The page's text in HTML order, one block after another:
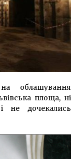
облашування
площа, ні
не дочекались